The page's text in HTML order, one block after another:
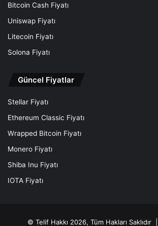
Bitcoin Cash Fiyatı
Uniswap Fiyatı
Litecoin Fiyatı
Solona Fiyatı
Güncel Fiyatlar
Stellar Fiyatı
Ethereum Classic Fiyatı
Wrapped Bitcoin Fiyatı
Monero Fiyatı
Shiba Inu Fiyatı
IOTA Fiyatı
© Telif Hakkı 2026, Tüm Hakları Saklıdır